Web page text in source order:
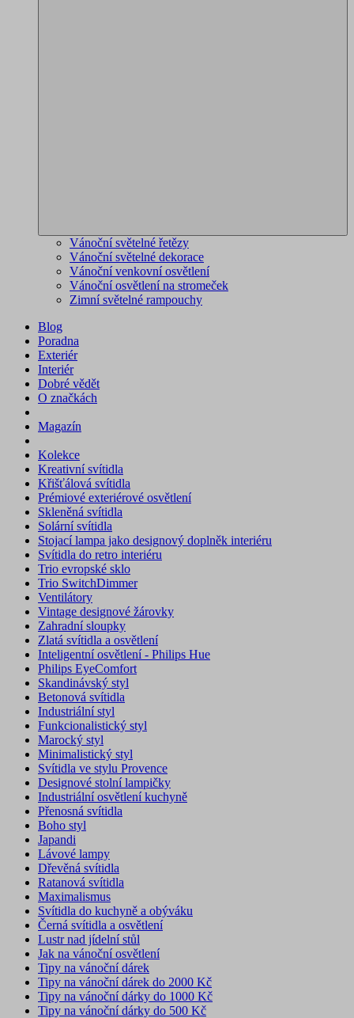
Vánoční světelné řetězy
Vánoční světelné dekorace
Vánoční venkovní osvětlení
Vánoční osvětlení na stromeček
Zimní světelné rampouchy
Blog
Poradna
Exteriér
Interiér
Dobré vědět
O značkách
Magazín
Kolekce
Kreativní svítidla
Křišťálová svítidla
Prémiové exteriérové osvětlení
Skleněná svítidla
Solární svítidla
Stojací lampa jako designový doplněk interiéru
Svítidla do retro interiéru
Trio evropské sklo
Trio SwitchDimmer
Ventilátory
Vintage designové žárovky
Zahradní sloupky
Zlatá svítidla a osvětlení
Inteligentní osvětlení - Philips Hue
Philips EyeComfort
Skandinávský styl
Betonová svítidla
Industriální styl
Funkcionalistický styl
Marocký styl
Minimalistický styl
Svítidla ve stylu Provence
Designové stolní lampičky
Industriální osvětlení kuchyně
Přenosná svítidla
Boho styl
Japandi
Lávové lampy
Dřevěná svítidla
Ratanová svítidla
Maximalismus
Svítidla do kuchyně a obýváku
Černá svítidla a osvětlení
Lustr nad jídelní stůl
Jak na vánoční osvětlení
Tipy na vánoční dárek
Tipy na vánoční dárek do 2000 Kč
Tipy na vánoční dárky do 1000 Kč
Tipy na vánoční dárky do 500 Kč